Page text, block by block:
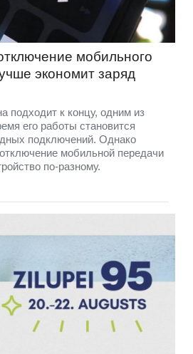
мобильного
экономит заряд
подходит к концу, одним из
его работы становится
подключений. Однако
мобильной передачи
по-разному.